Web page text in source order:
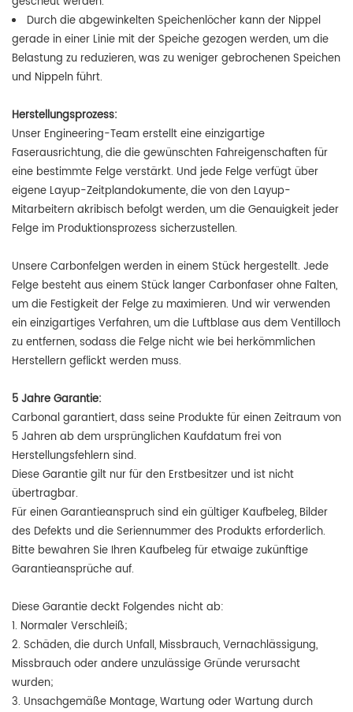
Durch die abgewinkelten Speichenlöcher kann der Nippel
gerade in einer Linie mit der Speiche gezogen werden, um die
Belastung zu reduzieren, was zu weniger gebrochenen Speichen
und Nippeln führt.
Herstellungsprozess:
Unser Engineering-Team erstellt eine einzigartige
Faserausrichtung, die die gewünschten Fahreigenschaften für
eine bestimmte Felge verstärkt. Und jede Felge verfügt über
eigene Layup-Zeitplandokumente, die von den Layup-
Mitarbeitern akribisch befolgt werden, um die Genauigkeit jeder
Felge im Produktionsprozess sicherzustellen.
Unsere Carbonfelgen werden in einem Stück hergestellt. Jede
Felge besteht aus einem Stück langer Carbonfaser ohne Falten,
um die Festigkeit der Felge zu maximieren. Und wir verwenden
ein einzigartiges Verfahren, um die Luftblase aus dem Ventilloch
zu entfernen, sodass die Felge nicht wie bei herkömmlichen
Herstellern geflickt werden muss.
5 Jahre Garantie:
Carbonal garantiert, dass seine Produkte für einen Zeitraum von
5 Jahren ab dem ursprünglichen Kaufdatum frei von
Herstellungsfehlern sind.
Diese Garantie gilt nur für den Erstbesitzer und ist nicht
übertragbar.
Für einen Garantieanspruch sind ein gültiger Kaufbeleg, Bilder
des Defekts und die Seriennummer des Produkts erforderlich.
Bitte bewahren Sie Ihren Kaufbeleg für etwaige zukünftige
Garantieansprüche auf.
Diese Garantie deckt Folgendes nicht ab:
1. Normaler Verschleiß;
2. Schäden, die durch Unfall, Missbrauch, Vernachlässigung,
Missbrauch oder andere unzulässige Gründe verursacht
wurden;
3. Unsachgemäße Montage, Wartung oder Wartung durch